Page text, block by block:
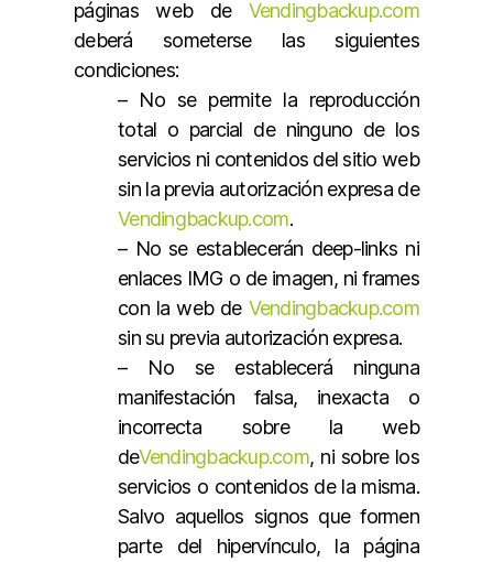
páginas web de Vendingbackup.com
deberá someterse las siguientes
condiciones:
– No se permite la reproducción
total o parcial de ninguno de los
servicios ni contenidos del sitio web
sin la previa autorización expresa de
Vendingbackup.com.
– No se establecerán deep-links ni
enlaces IMG o de imagen, ni frames
con la web de Vendingbackup.com
sin su previa autorización expresa.
– No se establecerá ninguna
manifestación falsa, inexacta o
incorrecta sobre la web
deVendingbackup.com, ni sobre los
servicios o contenidos de la misma.
Salvo aquellos signos que formen
parte del hipervínculo, la página